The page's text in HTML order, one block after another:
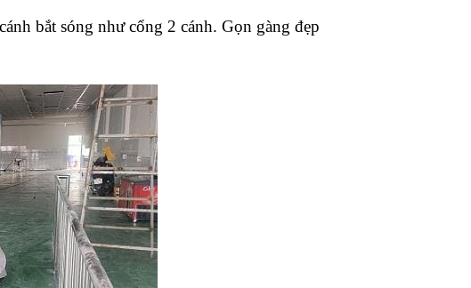
bắt sóng như cổng 2 cánh. Gọn gàng đẹp